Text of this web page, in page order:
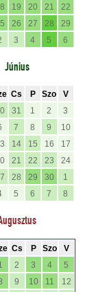
19 20 21
22
26 27 28
29
3 4 5 6
Június
Cs P Szo
V
31 1 2
3
7 8 9
10
14 15 16
17
21 22 23
24
28 29 30
1
5 6 7 8
Cs P Szo
V
2 3 4
5
9 10 11
12